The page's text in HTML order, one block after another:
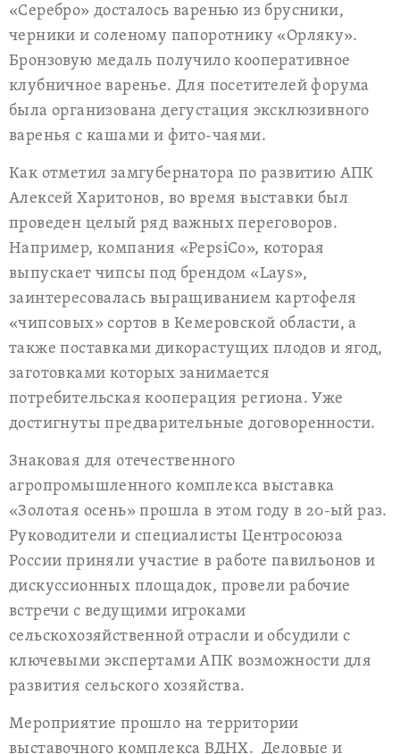
«Серебро» досталось варенью из брусники,
черники и соленому папоротнику «Орляку».
Бронзовую медаль получило кооперативное
клубничное варенье. Для посетителей форума
была организована дегустация эксклюзивного
варенья с кашами и фито-чаями.
Как отметил замгубернатора по развитию АПК
Алексей Харитонов, во время выставки был
проведен целый ряд важных переговоров.
Например, компания «PepsiCo», которая
выпускает чипсы под брендом «Lays»,
заинтересовалась выращиванием картофеля
«чипсовых» сортов в Кемеровской области, а
также поставками дикорастущих плодов и ягод,
заготовками которых занимается
потребительская кооперация региона. Уже
достигнуты предварительные договоренности.
Знаковая для отечественного
агропромышленного комплекса выставка
«Золотая осень» прошла в этом году в 20-ый раз.
Руководители и специалисты Центросоюза
России приняли участие в работе павильонов и
дискуссионных площадок, провели рабочие
встречи с ведущими игроками
сельскохозяйственной отрасли и обсудили с
ключевыми экспертами АПК возможности для
развития сельского хозяйства.
Мероприятие прошло на территории
выставочного комплекса ВДНХ. Деловые и